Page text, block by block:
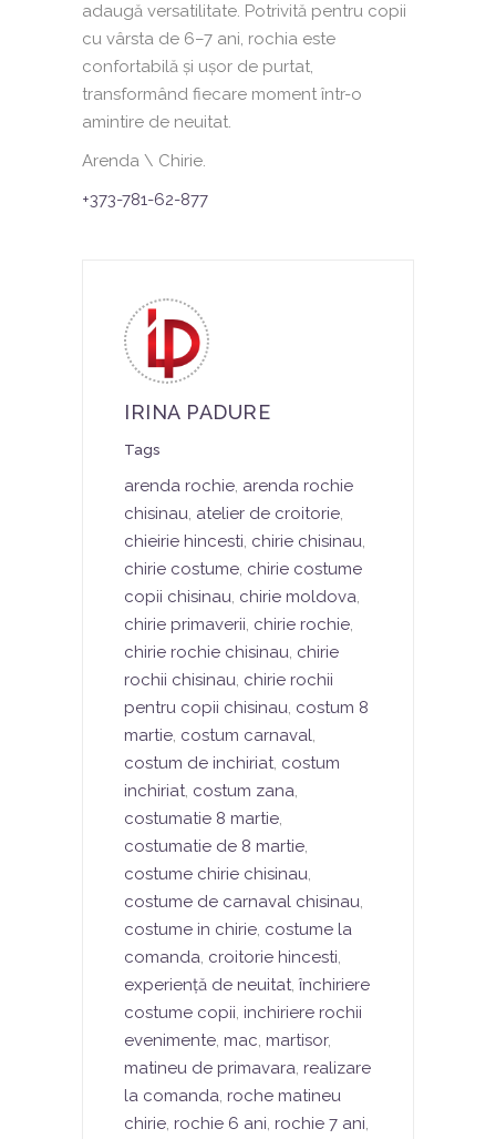
adaugă versatilitate. Potrivită pentru copii
cu vârsta de 6–7 ani, rochia este
confortabilă și ușor de purtat,
transformând fiecare moment într-o
amintire de neuitat.
Arenda \ Chirie.
+373-781-62-877
IRINA PADURE
Tags
arenda rochie, arenda rochie
chisinau, atelier de croitorie,
chieirie hincesti, chirie chisinau,
chirie costume, chirie costume
copii chisinau, chirie moldova,
chirie primaverii, chirie rochie,
chirie rochie chisinau, chirie
rochii chisinau, chirie rochii
pentru copii chisinau, costum 8
martie, costum carnaval,
costum de inchiriat, costum
inchiriat, costum zana,
costumatie 8 martie,
costumatie de 8 martie,
costume chirie chisinau,
costume de carnaval chisinau,
costume in chirie, costume la
comanda, croitorie hincesti,
experiență de neuitat, închiriere
costume copii, inchiriere rochii
evenimente, mac, martisor,
matineu de primavara, realizare
la comanda, roche matineu
chirie, rochie 6 ani, rochie 7 ani,